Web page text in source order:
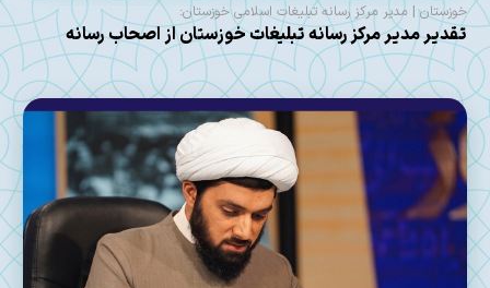
خوزستان | مدیر مرکز رسانه تبلیغات اسلامی خوزستان:
تقدیر مدیر مرکز رسانه تبلیغات خوزستان از اصحاب رسانه